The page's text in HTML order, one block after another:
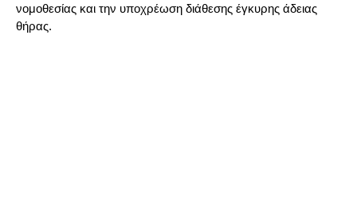
νομοθεσίας και την υποχρέωση διάθεσης έγκυρης άδειας
θήρας.